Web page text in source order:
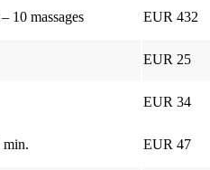
10 massages EUR 432
EUR 25
EUR 34
min. EUR 47